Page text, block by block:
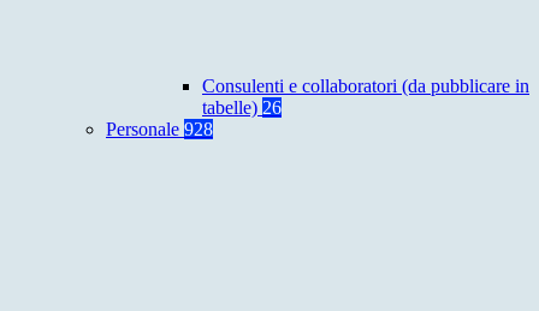
Consulenti e collaboratori (da pubblicare in
tabelle) 26
Personale 928